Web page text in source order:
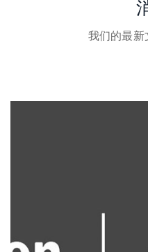
我们的最